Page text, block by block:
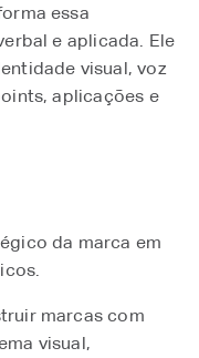
essa
e aplicada. Ele
visual, voz
aplicações e
da marca em
marcas com
visual,